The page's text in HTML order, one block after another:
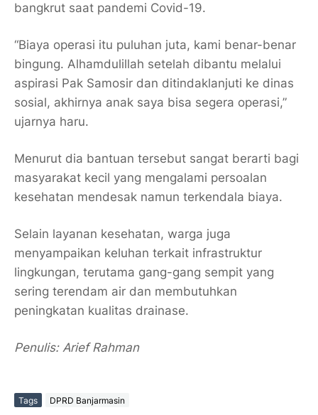
bangkrut saat pandemi Covid-19.
“Biaya operasi itu puluhan juta, kami benar-benar
bingung. Alhamdulillah setelah dibantu melalui
aspirasi Pak Samosir dan ditindaklanjuti ke dinas
sosial, akhirnya anak saya bisa segera operasi,”
ujarnya haru.
Menurut dia bantuan tersebut sangat berarti bagi
masyarakat kecil yang mengalami persoalan
kesehatan mendesak namun terkendala biaya.
Selain layanan kesehatan, warga juga
menyampaikan keluhan terkait infrastruktur
lingkungan, terutama gang-gang sempit yang
sering terendam air dan membutuhkan
peningkatan kualitas drainase.
Penulis: Arief Rahman
Tags DPRD Banjarmasin